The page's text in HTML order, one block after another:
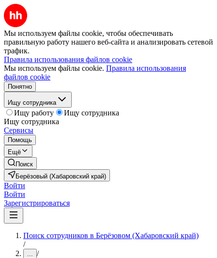
Мы используем файлы cookie, чтобы обеспечивать
правильную работу нашего веб-сайта и анализировать сетевой
трафик.
Правила использования файлов cookie
Мы используем файлы cookie. Правила использования
файлов cookie
Понятно
Ищу сотрудника
Ищу работу
Ищу сотрудника
Ищу сотрудника
Сервисы
Помощь
Ещё
Поиск
Берёзовый (Хабаровский край)
Войти
Войти
Зарегистрироваться
Поиск сотрудников в Берёзовом (Хабаровский край)
/
... /